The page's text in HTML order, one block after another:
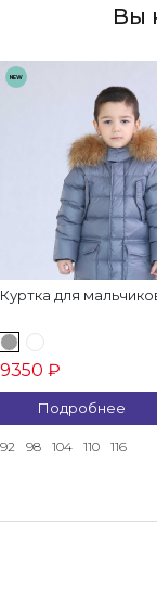
Вы
NEW
Куртка для
9350 ₽
Подробнее
92 98 104 110 116